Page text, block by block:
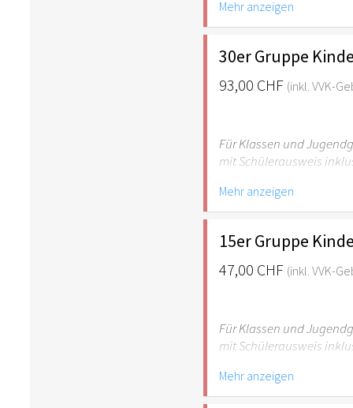
empfehlenswert.
Mehr anzeigen
30er Gruppe
93,00 CHF (inkl. VVK-
Für Klassen und
mit Schülerausweis
Hinweis: Für Kinder
empfehlenswert.
Mehr anzeigen
15er Gruppe
47,00 CHF (inkl. VVK-
Für Klassen und
mit Schülerausweis
Hinweis: Für Kinder
empfehlenswert.
Mehr anzeigen